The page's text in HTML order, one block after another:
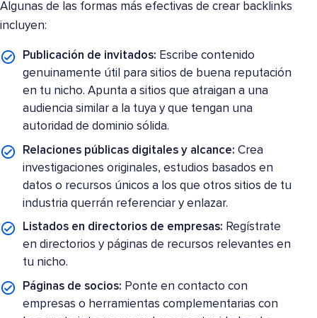
Algunas de las formas más efectivas de crear backlinks
incluyen:
Publicación de invitados: Escribe contenido
genuinamente útil para sitios de buena reputación
en tu nicho. Apunta a sitios que atraigan a una
audiencia similar a la tuya y que tengan una
autoridad de dominio sólida.
Relaciones públicas digitales y alcance: Crea
investigaciones originales, estudios basados en
datos o recursos únicos a los que otros sitios de tu
industria querrán referenciar y enlazar.
Listados en directorios de empresas: Regístrate
en directorios y páginas de recursos relevantes en
tu nicho.
Páginas de socios: Ponte en contacto con
empresas o herramientas complementarias con